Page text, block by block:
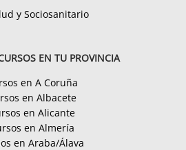
y Sociosanitario
EN TU PROVINCIA
en A Coruña
en Albacete
en Alicante
en Almería
en Araba/Álava